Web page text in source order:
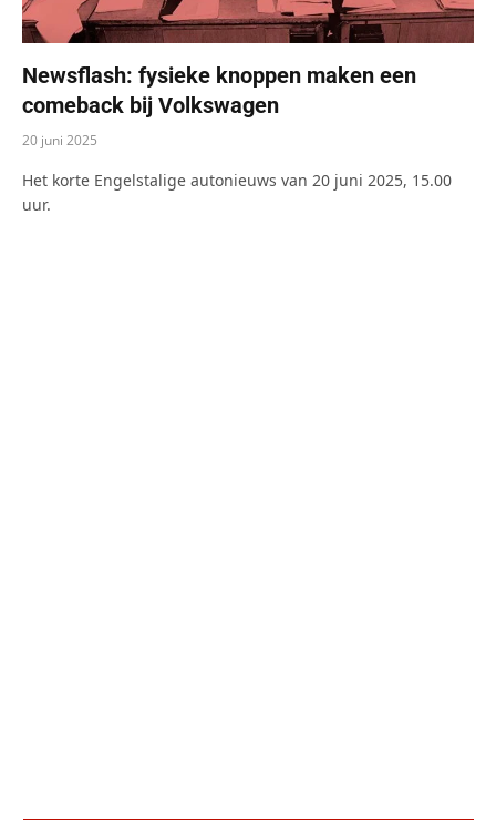
Newsflash: fysieke knoppen maken een
comeback bij Volkswagen
20 juni 2025
Het korte Engelstalige autonieuws van 20 juni 2025, 15.00
uur.